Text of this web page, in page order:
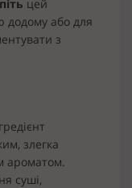
цей
додому або для
з
злегка
ароматом.
суші,